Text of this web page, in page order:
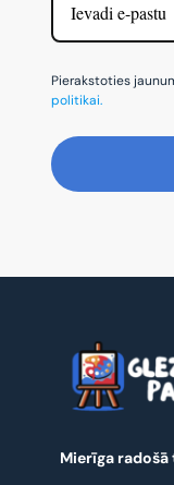
Pierakstoties
politikai.
Mierīga